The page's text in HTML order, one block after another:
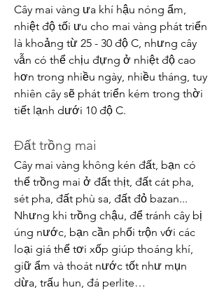
Cây mai vàng ưa khí hậu nóng ẩm,
nhiệt độ tối ưu cho mai vàng phát triển
là khoảng từ 25 - 30 độ C, nhưng cây
vẫn có thể chịu đựng ở nhiệt độ cao
hơn trong nhiều ngày, nhiều tháng, tuy
nhiên cây sẽ phát triển kém trong thời
tiết lạnh dưới 10 độ C.
Đất trồng mai
Cây mai vàng không kén đất, bạn có
thể trồng mai ở đất thịt, đất cát pha,
sét pha, đất phù sa, đất đỏ bazan...
Nhưng khi trồng chậu, để tránh cây bị
úng nước, bạn cần phối trộn với các
loại giá thể tơi xốp giúp thoáng khí,
giữ ẩm và thoát nước tốt như mụn
dừa, trấu hun, đá perlite…